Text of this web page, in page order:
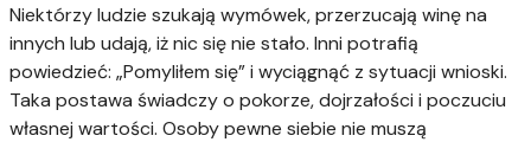
Niektórzy ludzie szukają wymówek, przerzucają winę na
innych lub udają, iż nic się nie stało. Inni potrafią
powiedzieć: „Pomyliłem się” i wyciągnąć z sytuacji wnioski.
Taka postawa świadczy o pokorze, dojrzałości i poczuciu
własnej wartości. Osoby pewne siebie nie muszą